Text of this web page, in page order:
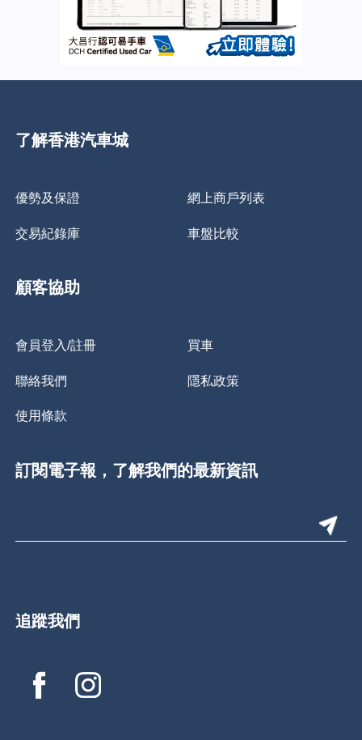
了解香港汽車城
優勢及保證 網上商戶列表
交易紀錄庫 車盤比較
顧客協助
會員登入/註冊 買車
聯絡我們 隱私政策
使用條款
訂閱電子報，了解我們的最新資訊
追蹤我們